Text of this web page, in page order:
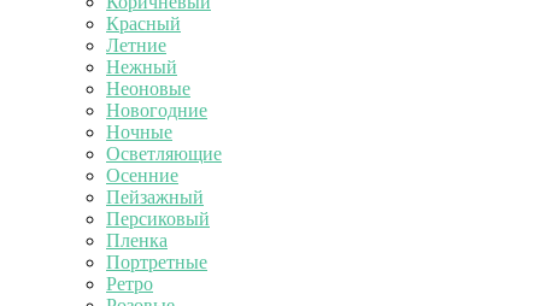
Красный
Летние
Нежный
Неоновые
Новогодние
Ночные
Осветляющие
Осенние
Пейзажный
Персиковый
Пленка
Портретные
Ретро